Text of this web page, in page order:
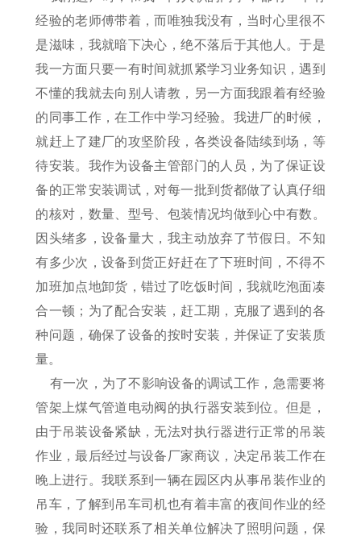
经验的老师傅带着，而唯独我没有，当时心里很不
是滋味，我就暗下决心，绝不落后于其他人。于是
我一方面只要一有时间就抓紧学习业务知识，遇到
不懂的我就去向别人请教，另一方面我跟着有经验
的同事工作，在工作中学习经验。我进厂的时候，
就赶上了建厂的攻坚阶段，各类设备陆续到场，等
待安装。我作为设备主管部门的人员，为了保证设
备的正常安装调试，对每一批到货都做了认真仔细
的核对，数量、型号、包装情况均做到心中有数。
因头绪多，设备量大，我主动放弃了节假日。不知
有多少次，设备到货正好赶在了下班时间，不得不
加班加点地卸货，错过了吃饭时间，我就吃泡面凑
合一顿；为了配合安装，赶工期，克服了遇到的各
种问题，确保了设备的按时安装，并保证了安装质
量。
有一次，为了不影响设备的调试工作，急需要将
管架上煤气管道电动阀的执行器安装到位。但是，
由于吊装设备紧缺，无法对执行器进行正常的吊装
作业，最后经过与设备厂家商议，决定吊装工作在
晚上进行。我联系到一辆在园区内从事吊装作业的
吊车，了解到吊车司机也有着丰富的夜间作业的经
验，我同时还联系了相关单位解决了照明问题，保